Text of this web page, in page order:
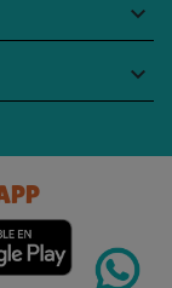
keyboard_arrow_down
keyboard_arrow_down